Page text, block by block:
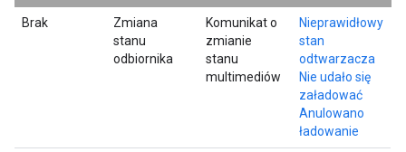
Brak
Zmiana
stanu
odbiornika
Komunikat o
zmianie
stanu
multimediów
Nieprawidłowy
stan
odtwarzacza
Nie udało się
załadować
Anulowano
ładowanie